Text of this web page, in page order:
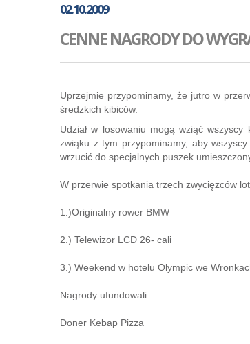
02.10.2009
CENNE NAGRODY DO
Uprzejmie przypominamy, że jutro w
średzkich kibiców.
Udział w losowaniu mogą wziąć
zwiąku z tym przypominamy, aby
wrzucić do specjalnych puszek
W przerwie spotkania trzech zwycięzców
1.)Originalny rower BMW
2.) Telewizor LCD 26- cali
3.) Weekend w hotelu Olympic we
Nagrody ufundowali:
Doner Kebap Pizza